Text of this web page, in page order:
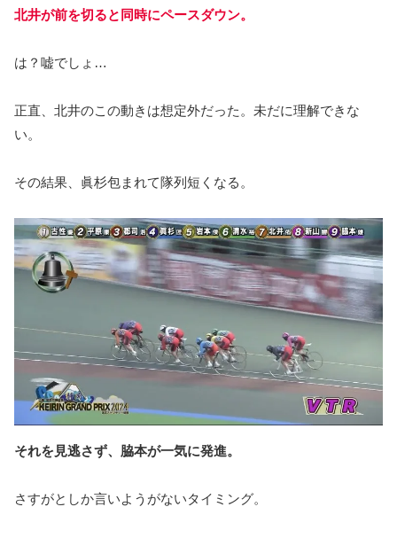
北井が前を切ると同時にペースダウン。
は？嘘でしょ…
正直、北井のこの動きは想定外だった。未だに理解できな
い。
その結果、眞杉包まれて隊列短くなる。
それを見逃さず、脇本が一気に発進。
さすがとしか言いようがないタイミング。